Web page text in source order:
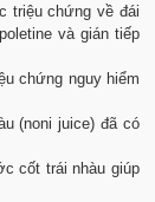
triệu chứng về đái
và gián tiếp
chứng nguy hiểm
(noni juice) đã có
cốt trái nhàu giúp